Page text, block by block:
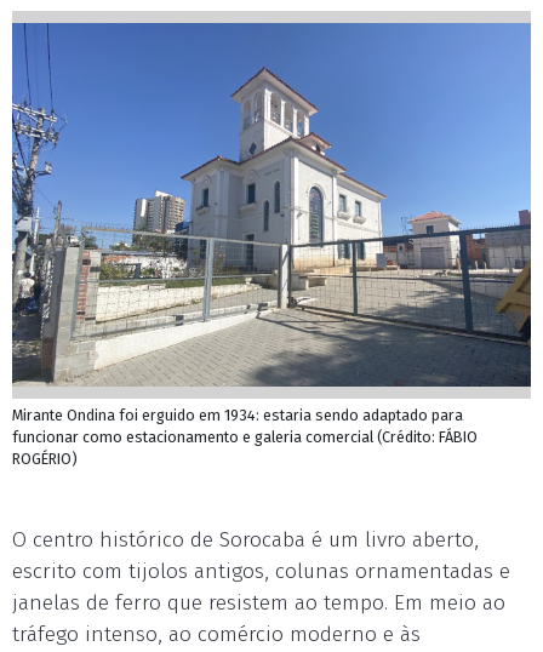
Mirante Ondina foi erguido em 1934: estaria sendo adaptado para
funcionar como estacionamento e galeria comercial (Crédito: FÁBIO
ROGÉRIO)
O centro histórico de Sorocaba é um livro aberto,
escrito com tijolos antigos, colunas ornamentadas e
janelas de ferro que resistem ao tempo. Em meio ao
tráfego intenso, ao comércio moderno e às